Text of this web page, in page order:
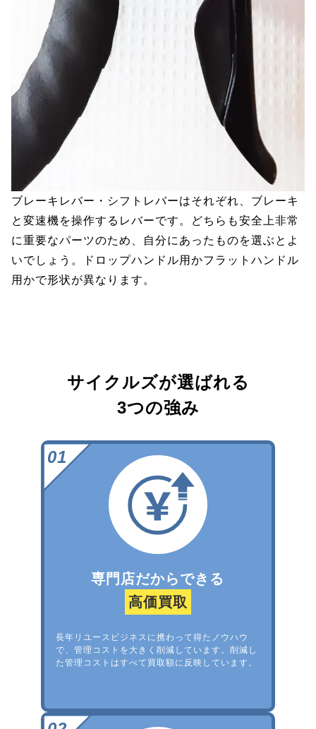
ブレーキレバー・シフトレバーはそれぞれ、ブレーキ
と変速機を操作するレバーです。どちらも安全上非常
に重要なパーツのため、自分にあったものを選ぶとよ
いでしょう。ドロップハンドル用かフラットハンドル
用かで形状が異なります。
サイクルズが選ばれる
3つの強み
専門店だからできる
高価買取
長年リユースビジネスに携わって得たノウハウ
で、管理コストを大きく削減しています。削減し
た管理コストはすべて買取額に反映しています。